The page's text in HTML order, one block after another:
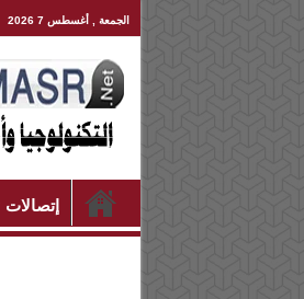
الجمعة , أغسطس 7 2026
إتصالات